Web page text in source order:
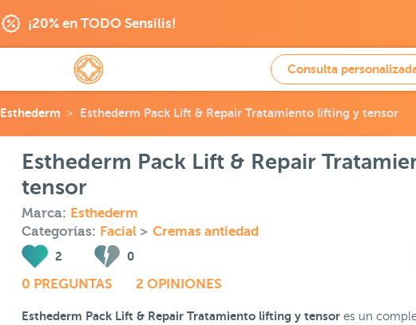
¡20% en TODO Sensilis!
Consulta
Esthederm Esthederm Pack Lift & Repair Tratamiento lifting y tensor
Esthederm Pack Lift & Repair
tensor
Marca: Esthederm
Categorías: Facial > Cremas antiedad
2 0
0 PREGUNTAS 2 OPINIONES
Esthederm Pack Lift & Repair Tratamiento lifting y tensor es un